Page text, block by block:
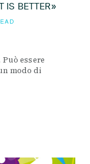
IS BETTER»
essere
modo di